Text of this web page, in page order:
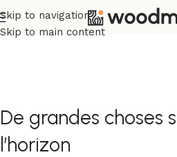
Skip to navigation
Skip to main content
De grandes choses
l’horizon